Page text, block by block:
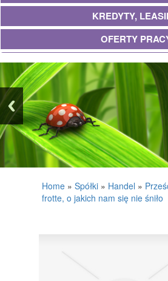
KREDYTY,
OFERTY
EKOLOGIA
BANKI, PRZELEWY,
WYKOŃCZENIA
MATERIAŁY
Home » Spółki » Handel »
frotte, o jakich nam się nie śniło